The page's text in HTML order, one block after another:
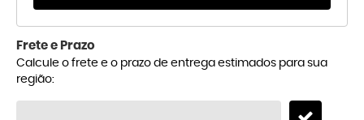
Frete e Prazo
Calcule o frete e o prazo de entrega estimados para sua
região: